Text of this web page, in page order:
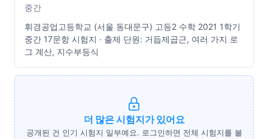
중간
휘경공업고등학교 (서울 동대문구) 고등2 수학 2021 1학기
중간 17문항 시험지 · 출제 단원: 거듭제곱근, 여러 가지 로
그 계산, 지수부등식
더 많은 시험지가 있어요
공개된 건 인기 시험지 일부예요. 로그인하면 전체 시험지를 볼